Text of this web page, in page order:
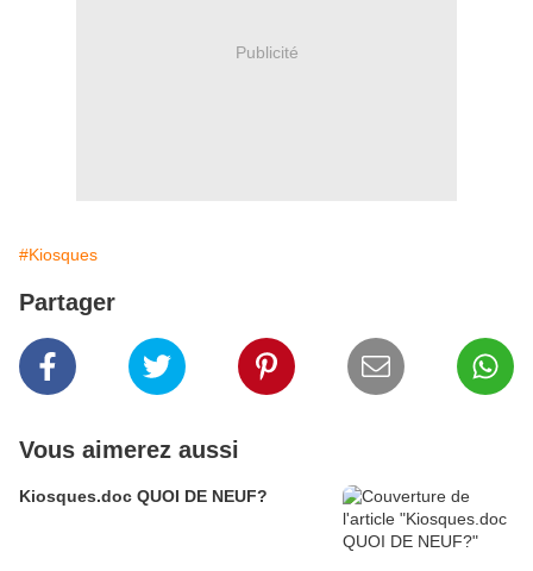
Publicité
#Kiosques
Partager
Vous aimerez aussi
Kiosques.doc QUOI DE NEUF?